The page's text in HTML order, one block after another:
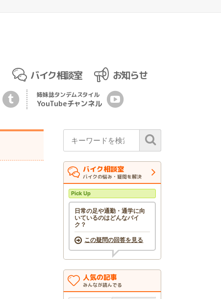
バイク相談室
お知らせ
姉妹誌タンデムスタイル
YouTubeチャンネル
バイク相談室
バイクの悩み・疑問を解決
Pick Up
日常の足や通勤・通学に向
いているのはどんなバイ
ク？
この疑問の回答を見る
人気の記事
みんなが読んでる